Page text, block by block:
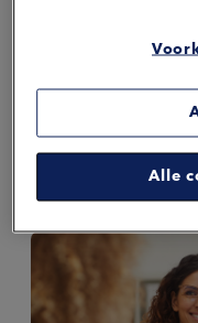
Inkomen
Alle